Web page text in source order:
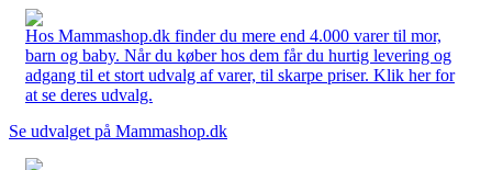
Hos Mammashop.dk finder du mere end 4.000 varer til mor,
barn og baby. Når du køber hos dem får du hurtig levering og
adgang til et stort udvalg af varer, til skarpe priser. Klik her for
at se deres udvalg.
Se udvalget på Mammashop.dk